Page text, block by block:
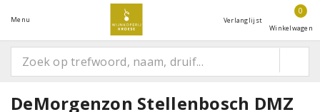
Menu Verlanglijst
0
Winkelwagen
DeMorgenzon Stellenbosch DMZ